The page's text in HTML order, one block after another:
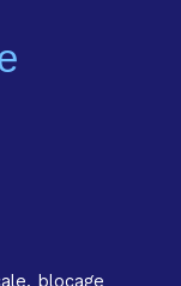
blocage